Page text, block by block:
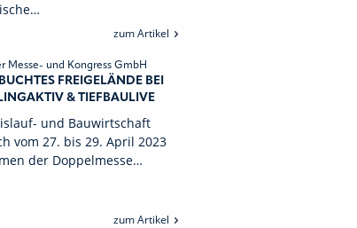
zum Artikel
Messe- und Kongress GmbH
FREIGELÄNDE BEI
& TIEFBAULIVE
und Bauwirtschaft
vom 27. bis 29. April 2023
der Doppelmesse…
zum Artikel